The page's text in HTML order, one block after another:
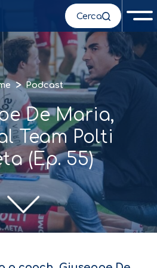
Cerca
> Podcast
De Maria,
Team Polti
(Ep. 55)